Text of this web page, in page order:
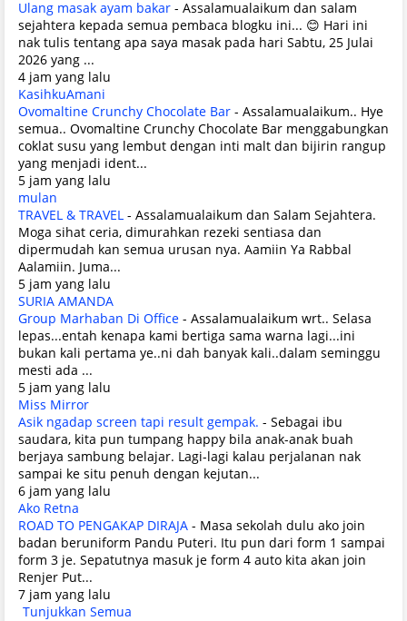
Ulang masak ayam bakar - Assalamualaikum dan salam
sejahtera kepada semua pembaca blogku ini... 😊 Hari ini
nak tulis tentang apa saya masak pada hari Sabtu, 25 Julai
2026 yang ...
4 jam yang lalu
KasihkuAmani
Ovomaltine Crunchy Chocolate Bar - Assalamualaikum.. Hye
semua.. Ovomaltine Crunchy Chocolate Bar menggabungkan
coklat susu yang lembut dengan inti malt dan bijirin rangup
yang menjadi ident...
5 jam yang lalu
mulan
TRAVEL & TRAVEL - Assalamualaikum dan Salam Sejahtera.
Moga sihat ceria, dimurahkan rezeki sentiasa dan
dipermudah kan semua urusan nya. Aamiin Ya Rabbal
Aalamiin. Juma...
5 jam yang lalu
SURIA AMANDA
Group Marhaban Di Office - Assalamualaikum wrt.. Selasa
lepas...entah kenapa kami bertiga sama warna lagi...ini
bukan kali pertama ye..ni dah banyak kali..dalam seminggu
mesti ada ...
5 jam yang lalu
Miss Mirror
Asik ngadap screen tapi result gempak. - Sebagai ibu
saudara, kita pun tumpang happy bila anak-anak buah
berjaya sambung belajar. Lagi-lagi kalau perjalanan nak
sampai ke situ penuh dengan kejutan...
6 jam yang lalu
Ako Retna
ROAD TO PENGAKAP DIRAJA - Masa sekolah dulu ako join
badan beruniform Pandu Puteri. Itu pun dari form 1 sampai
form 3 je. Sepatutnya masuk je form 4 auto kita akan join
Renjer Put...
7 jam yang lalu
Tunjukkan Semua